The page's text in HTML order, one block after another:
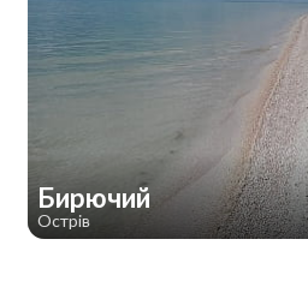
Бирючий
Острів